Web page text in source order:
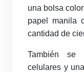
una bolsa
papel manila
cantidad de
También se
celulares y